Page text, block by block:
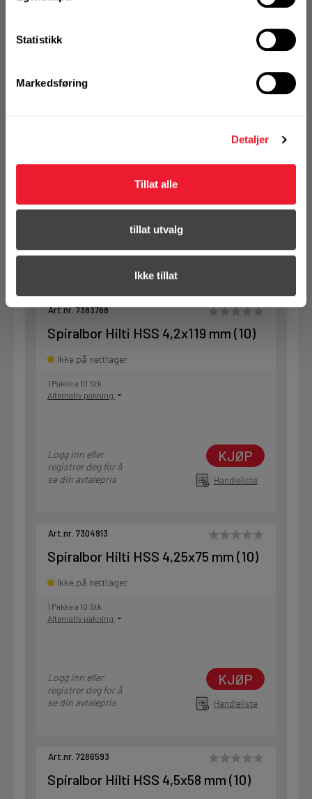
Statistikk
Markedsføring
Detaljer
Tillat alle
tillat utvalg
Ikke tillat
registrer deg for å
Spiralbor Hilti HSS 4,2x75 mm (10)
se din avtalepris
Handleliste
Art.nr. 7383768
Spiralbor Hilti HSS 4,2x119 mm (10)
Ikke på nettlager
1 Pakke a 10 Stk
Alternativ pakning
Logg inn eller
registrer deg for å
se din avtalepris
KJØP
Handleliste
Art.nr. 7304913
Spiralbor Hilti HSS 4,25x75 mm (10)
Ikke på nettlager
1 Pakke a 10 Stk
Alternativ pakning
Logg inn eller
registrer deg for å
se din avtalepris
KJØP
Handleliste
Art.nr. 7286593
Spiralbor Hilti HSS 4,5x58 mm (10)